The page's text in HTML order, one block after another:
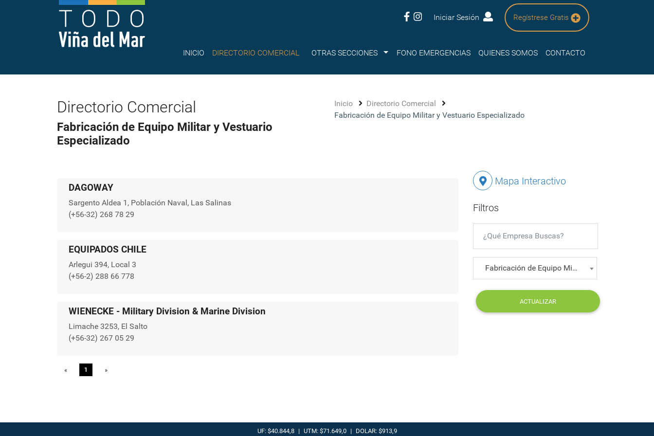
Iniciar Sesión Regístrese Gratis
INICIO DIRECTORIO COMERCIAL OTRAS SECCIONES Submenu
FONO EMERGENCIAS QUIENES SOMOS CONTACTO
Directorio Comercial
Fabricación de Equipo Militar y Vestuario
Especializado
Inicio
Directorio Comercial
Fabricación de Equipo Militar y Vestuario Especializado
Mapa Interactivo
Filtros
Fabricación de Equipo Militar y Vestuario Especializado
ACTUALIZAR
DAGOWAY
Sargento Aldea 1, Población Naval, Las Salinas
(+56-32) 268 78 29
EQUIPADOS CHILE
Arlegui 394, Local 3
(+56-2) 288 66 778
WIENECKE - Military Division & Marine Division
Limache 3253, El Salto
(+56-32) 267 05 29
« Previous
1 »
UF: $40.844,8 | UTM: $71.649,0 | DOLAR: $913,9